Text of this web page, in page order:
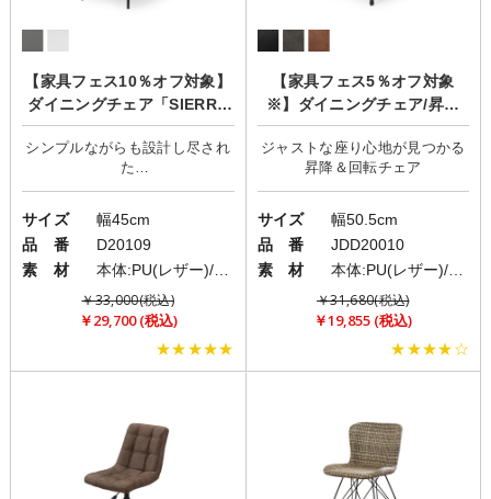
【家具フェス10％オフ対象】
ダイニングチェア「SIERRA
(シエラ)」
シンプルながらも設計し尽され
た
安定感のあるハイバックチェア
サイズ
幅45cm
品 番
D20109
素 材
本体:PU(レザー)/脚部:スチール
￥33,000(税込)
￥29,700 (税込)
★★★★★
【家具フェス5％オフ対象
※】ダイニングチェア/昇降
式/360度回転機能「BEAGLE
(ビーグル)」
ジャストな座り心地が見つかる
サイズ
幅50.5cm
品 番
JDD20010
素 材
￥31,680(税込)
￥19,855 (税込)
★★★★☆